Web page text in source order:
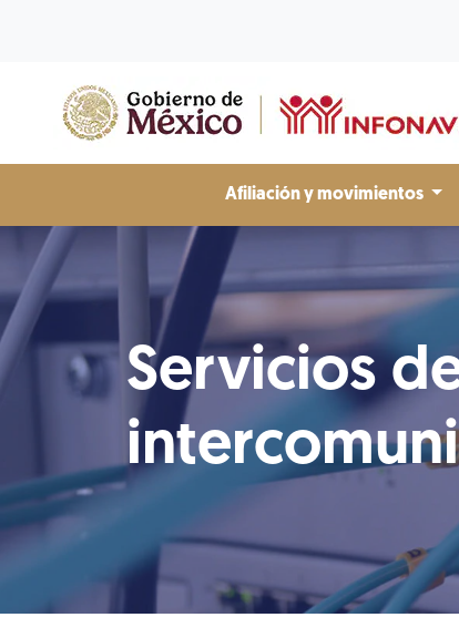
Afiliación y movimientos
Servicios